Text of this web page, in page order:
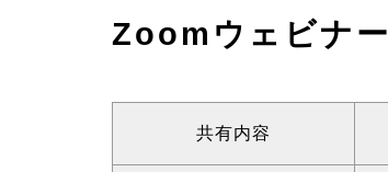
Zoomウェビナ
共有内容